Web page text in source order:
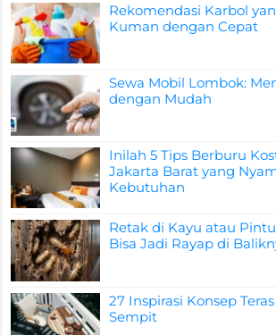
Rekomendasi Karbol
Kuman dengan Cepat
Sewa Mobil Lombok:
dengan Mudah
Inilah 5 Tips Berburu
Jakarta Barat yang
Kebutuhan
Retak di Kayu atau
Bisa Jadi Rayap di
27 Inspirasi Konsep
Sempit